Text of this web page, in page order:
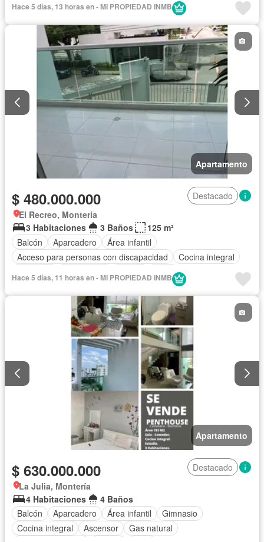
Hace 5 días, 13 horas en - MI PROPIEDAD INMB
Apartamento
$ 480.000.000
Destacado
El Recreo, Montería
3 Habitaciones
3 Baños
125 m²
Balcón
Aparcadero
Área infantil
Acceso para personas con discapacidad
Cocina integral
Hace 5 días, 11 horas en - MI PROPIEDAD INMB
Apartamento
$ 630.000.000
Destacado
La Julia, Montería
4 Habitaciones
4 Baños
Balcón
Aparcadero Área infantil
Gimnasio
Cocina integral
Ascensor
Gas natural